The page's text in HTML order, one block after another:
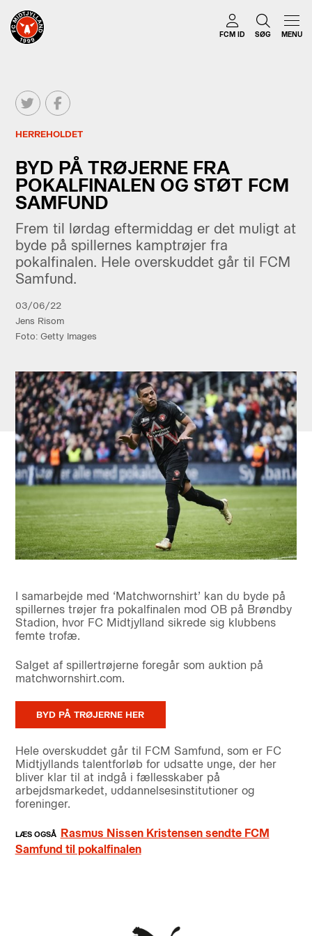
FCM ID SØG MENU
HERREHOLDET
BYD PÅ TRØJERNE FRA
POKALFINALEN OG STØT FCM
SAMFUND
Frem til lørdag eftermiddag er det muligt at
byde på spillernes kamptrøjer fra
pokalfinalen. Hele overskuddet går til FCM
Samfund.
03/06/22
Jens Risom
Foto: Getty Images
I samarbejde med ‘Matchwornshirt’ kan du byde på
spillernes trøjer fra pokalfinalen mod OB på Brøndby
Stadion, hvor FC Midtjylland sikrede sig klubbens
femte trofæ.
Salget af spillertrøjerne foregår som auktion på
matchwornshirt.com.
BYD PÅ TRØJERNE HER
Hele overskuddet går til FCM Samfund, som er FC
Midtjyllands talentforløb for udsatte unge, der her
bliver klar til at indgå i fællesskaber på
arbejdsmarkedet, uddannelsesinstitutioner og
foreninger.
Rasmus Nissen Kristensen sendte FCM
Samfund til pokalfinalen